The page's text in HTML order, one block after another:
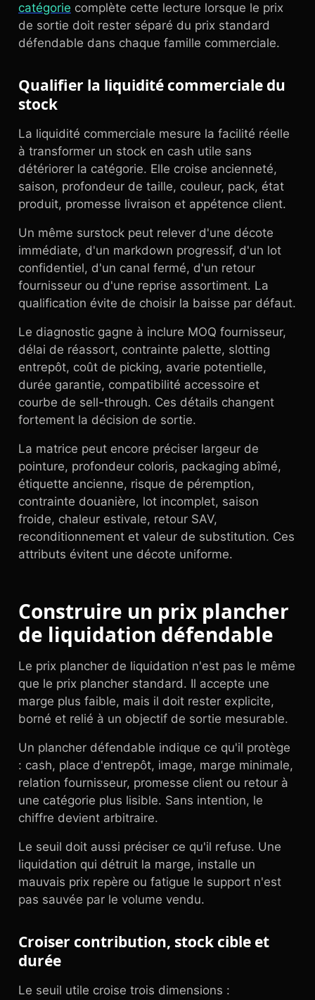
catégorie complète cette lecture lorsque le prix
de sortie doit rester séparé du prix standard
défendable dans chaque famille commerciale.
Qualifier la liquidité commerciale du
stock
La liquidité commerciale mesure la facilité réelle
à transformer un stock en cash utile sans
détériorer la catégorie. Elle croise ancienneté,
saison, profondeur de taille, couleur, pack, état
produit, promesse livraison et appétence client.
Un même surstock peut relever d'une décote
immédiate, d'un markdown progressif, d'un lot
confidentiel, d'un canal fermé, d'un retour
fournisseur ou d'une reprise assortiment. La
qualification évite de choisir la baisse par défaut.
Le diagnostic gagne à inclure MOQ fournisseur,
délai de réassort, contrainte palette, slotting
entrepôt, coût de picking, avarie potentielle,
durée garantie, compatibilité accessoire et
courbe de sell-through. Ces détails changent
fortement la décision de sortie.
La matrice peut encore préciser largeur de
pointure, profondeur coloris, packaging abîmé,
étiquette ancienne, risque de péremption,
contrainte douanière, lot incomplet, saison
froide, chaleur estivale, retour SAV,
reconditionnement et valeur de substitution. Ces
attributs évitent une décote uniforme.
Construire un prix plancher
de liquidation défendable
Le prix plancher de liquidation n'est pas le même
que le prix plancher standard. Il accepte une
marge plus faible, mais il doit rester explicite,
borné et relié à un objectif de sortie mesurable.
Un plancher défendable indique ce qu'il protège
: cash, place d'entrepôt, image, marge minimale,
relation fournisseur, promesse client ou retour à
une catégorie plus lisible. Sans intention, le
chiffre devient arbitraire.
Le seuil doit aussi préciser ce qu'il refuse. Une
liquidation qui détruit la marge, installe un
mauvais prix repère ou fatigue le support n'est
pas sauvée par le volume vendu.
Croiser contribution, stock cible et
durée
Le seuil utile croise trois dimensions :